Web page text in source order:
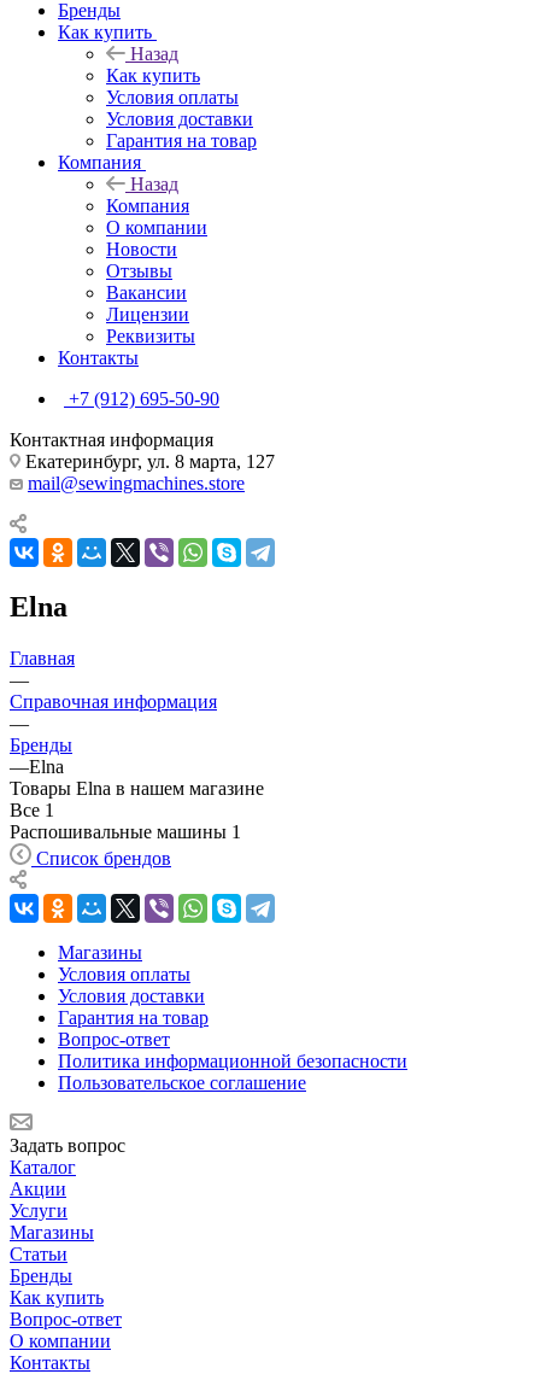
Бренды
Как купить
Назад
Как купить
Условия оплаты
Условия доставки
Гарантия на товар
Компания
Назад
Компания
О компании
Новости
Отзывы
Вакансии
Лицензии
Реквизиты
Контакты
+7 (912) 695-50-90
Контактная информация
Екатеринбург, ул. 8 марта, 127
mail@sewingmachines.store
Elna
Главная
—
Справочная информация
—
Бренды
—Elna
Товары Elna в нашем магазине
Все 1
Распошивальные машины 1
Список брендов
Магазины
Условия оплаты
Условия доставки
Гарантия на товар
Вопрос-ответ
Политика информационной безопасности
Пользовательское соглашение
Задать вопрос
Каталог
Акции
Услуги
Магазины
Статьи
Бренды
Как купить
Вопрос-ответ
О компании
Контакты